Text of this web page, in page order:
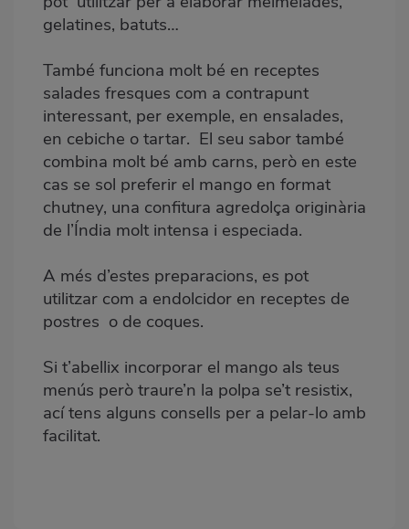
gelatines, batuts…
També funciona molt bé en receptes
salades fresques com a contrapunt
interessant, per exemple, en ensalades,
en cebiche o tartar. El seu sabor també
combina molt bé amb carns, però en este
cas se sol preferir el mango en format
chutney, una confitura agredolça originària
de l’Índia molt intensa i especiada.
A més d’estes preparacions, es pot
utilitzar com a endolcidor en receptes de
postres o de coques.
Si t’abellix incorporar el mango als teus
menús però traure’n la polpa se’t resistix,
ací tens alguns consells per a pelar-lo amb
facilitat.